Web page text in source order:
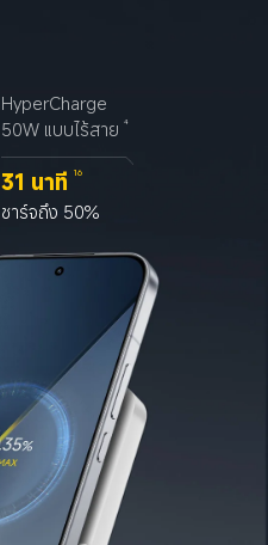
HyperCharge
50W แบบไร้สาย
4
31 นาที 16
ชาร์จถึง 50%